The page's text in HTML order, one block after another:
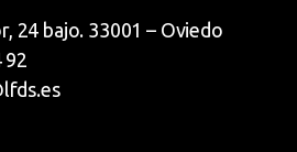
24 bajo. 33001 – Oviedo
92